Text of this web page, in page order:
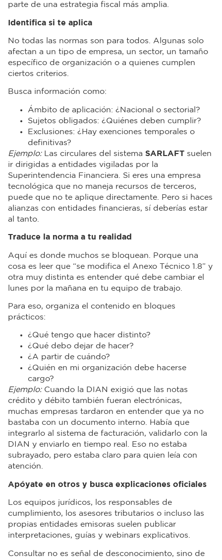
parte de una estrategia fiscal más amplia.
Identifica si te aplica
No todas las normas son para todos. Algunas solo
afectan a un tipo de empresa, un sector, un tamaño
específico de organización o a quienes cumplen
ciertos criterios.
Busca información como:
Ámbito de aplicación: ¿Nacional o sectorial?
Sujetos obligados: ¿Quiénes deben cumplir?
Exclusiones: ¿Hay exenciones temporales o
definitivas?
Ejemplo:Las circulares del sistema SARLAFT suelen
ir dirigidas a entidades vigiladas por la
Superintendencia Financiera. Si eres una empresa
tecnológica que no maneja recursos de terceros,
puede que no te aplique directamente. Pero si haces
alianzas con entidades financieras, sí deberías estar
al tanto.
Traduce la norma a tu realidad
Aquí es donde muchos se bloquean. Porque una
cosa es leer que “se modifica el Anexo Técnico 1.8” y
otra muy distinta es entender qué debe cambiar el
lunes por la mañana en tu equipo de trabajo.
Para eso, organiza el contenido en bloques
prácticos:
¿Qué tengo que hacer distinto?
¿Qué debo dejar de hacer?
¿A partir de cuándo?
¿Quién en mi organización debe hacerse
cargo?
Ejemplo:Cuando la DIAN exigió que las notas
crédito y débito también fueran electrónicas,
muchas empresas tardaron en entender que ya no
bastaba con un documento interno. Había que
integrarlo al sistema de facturación, validarlo con la
DIAN y enviarlo en tiempo real. Eso no estaba
subrayado, pero estaba claro para quien leía con
atención.
Apóyate en otros y busca explicaciones oficiales
Los equipos jurídicos, los responsables de
cumplimiento, los asesores tributarios o incluso las
propias entidades emisoras suelen publicar
interpretaciones, guías y webinars explicativos.
Consultar no es señal de desconocimiento, sino de